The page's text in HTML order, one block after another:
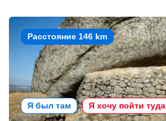
Расстояние 146 km
Я был там Я хочу пойти туда